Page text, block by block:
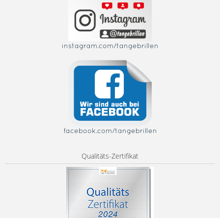
instagram.com/tangebrillen
facebook.com/tangebrillen
Qualitäts-Zertifikat